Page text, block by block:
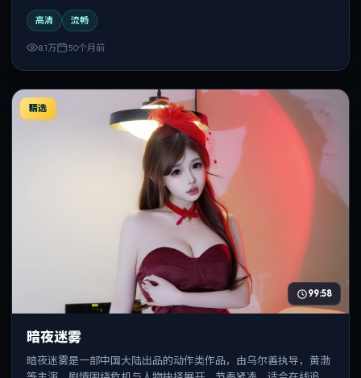
反复观看。
高清 流畅
8.1万 50个月前
精选
99:58
暗夜迷雾
暗夜迷雾是一部中国大陆出品的动作类作品，由乌尔善执导，黄渤